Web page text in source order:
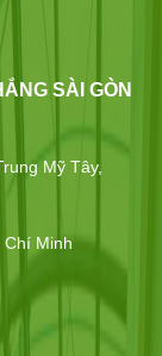
SÀI GÒN
Mỹ Tây,
Minh